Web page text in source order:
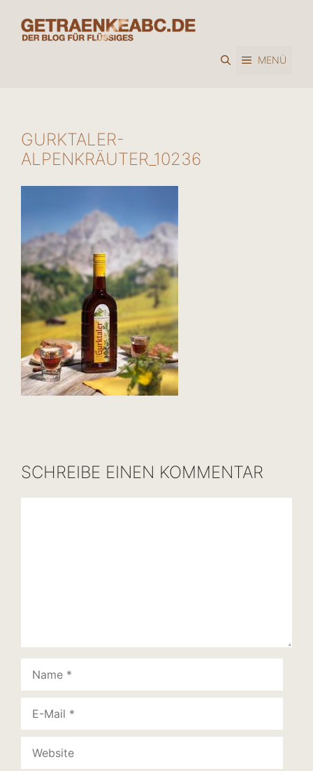
Inhalt
springen
MENÜ
GURKTALER-
ALPENKRÄUTER_10236
SCHREIBE EINEN KOMMENTAR
Mail